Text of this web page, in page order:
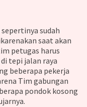
sudah
saat akan
petugas harus
tepi jalan raya
beberapa pekerja
Tim gabungan
pondok kosong